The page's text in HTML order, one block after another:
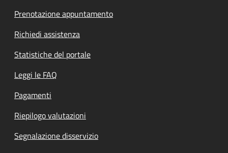
Prenotazione appuntamento
Richiedi assistenza
Statistiche del portale
Leggi le FAQ
Pagamenti
Riepilogo valutazioni
Segnalazione disservizio